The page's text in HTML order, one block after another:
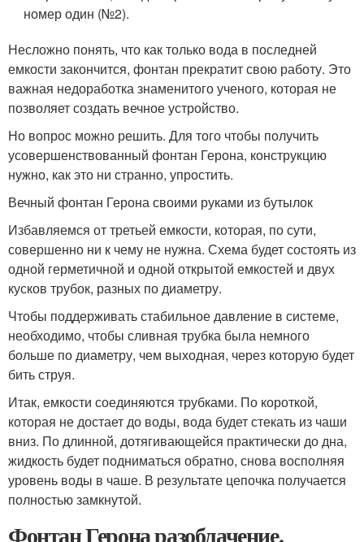
номер один (№2).
Несложно понять, что как только вода в последней
емкости закончится, фонтан прекратит свою работу. Это
важная недоработка знаменитого ученого, которая не
позволяет создать вечное устройство.
Но вопрос можно решить. Для того чтобы получить
усовершенствованный фонтан Герона, конструкцию
нужно, как это ни странно, упростить.
Вечный фонтан Герона своими руками из бутылок
Избавляемся от третьей емкости, которая, по сути,
совершенно ни к чему не нужна. Схема будет состоять из
одной герметичной и одной открытой емкостей и двух
кусков трубок, разных по диаметру.
Чтобы поддерживать стабильное давление в системе,
необходимо, чтобы сливная трубка была немного
больше по диаметру, чем выходная, через которую будет
бить струя.
Итак, емкости соединяются трубками. По короткой,
которая не достает до воды, вода будет стекать из чаши
вниз. По длинной, дотягивающейся практически до дна,
жидкость будет подниматься обратно, снова восполняя
уровень воды в чаше. В результате цепочка получается
полностью замкнутой.
Фонтан Герона разоблачение.